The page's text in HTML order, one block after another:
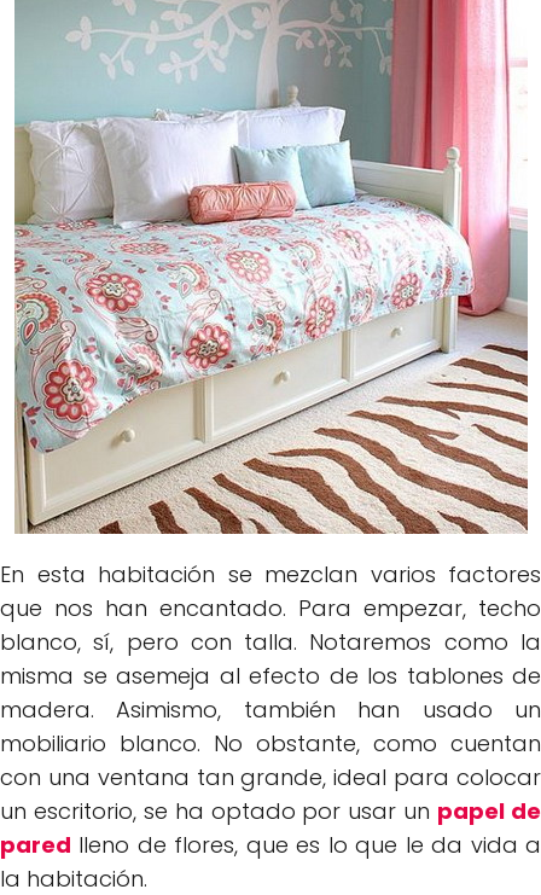
En esta habitación se mezclan varios factores
que nos han encantado. Para empezar, techo
blanco, sí, pero con talla. Notaremos como la
misma se asemeja al efecto de los tablones de
madera. Asimismo, también han usado un
mobiliario blanco. No obstante, como cuentan
con una ventana tan grande, ideal para colocar
un escritorio, se ha optado por usar un papel de
pared lleno de flores, que es lo que le da vida a
la habitación.